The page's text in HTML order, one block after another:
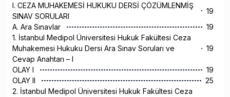
I. CEZA MUHAKEMESİ HUKUKU DERSİ ÇÖZÜMLENMİŞ
SINAV SORULARI
19
A. Ara Sınavlar
19
1. İstanbul Medipol Üniversitesi Hukuk Fakültesi Ceza
Muhakemesi Hukuku Dersi Ara Sınav Soruları ve
Cevap Anahtarı – I
19
OLAY I
19
OLAY II
25
2. İstanbul Medipol Üniversitesi Hukuk Fakültesi Ceza